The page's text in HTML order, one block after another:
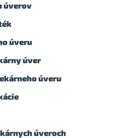
úverov
úveru
úver
úveru
úveroch